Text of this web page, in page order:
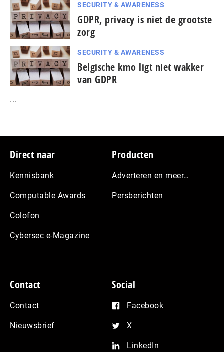
SECURITY & AWARENESS
GDPR, privacy is niet de grootste
zorg
SECURITY & AWARENESS
Belgische kmo ligt niet wakker
van GDPR
...
Footer
Direct naar
Kennisbank
Computable Awards
Colofon
Cybersec e-Magazine
Producten
Adverteren en meer…
Persberichten
Contact
Contact
Nieuwsbrief
Social
Facebook
X
LinkedIn